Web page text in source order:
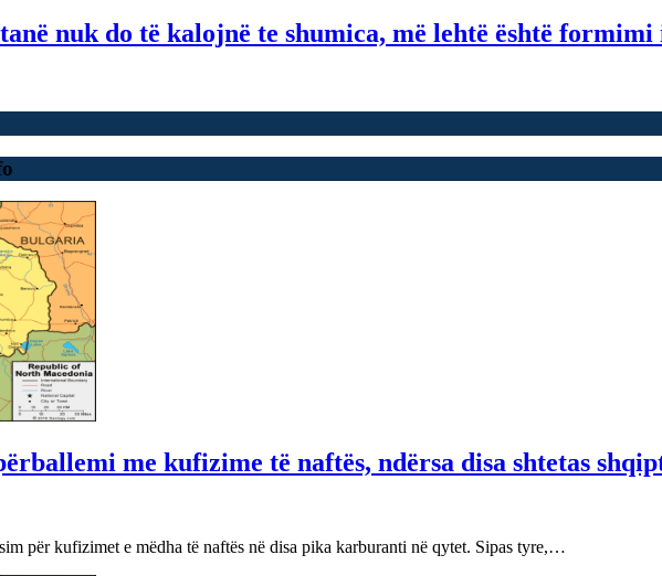
nuk do të kalojnë te shumica, më lehtë është formimi
me kufizime të naftës, ndërsa disa shtetas
për kufizimet e mëdha të naftës në disa pika karburanti në qytet. Sipas tyre,…